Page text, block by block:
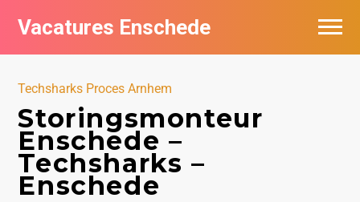
Vacatures Enschede
Techsharks Proces Arnhem
Storingsmonteur
Enschede –
Techsharks –
Enschede
Vacatures per bedrijf
Nieuwsbrief feed